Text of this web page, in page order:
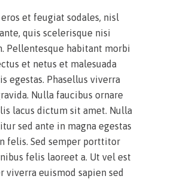
et feugiat sodales, nisl
quis scelerisque nisi
Pellentesque habitant morbi
et netus et malesuada
egestas. Phasellus viverra
Nulla faucibus ornare
lacus dictum sit amet. Nulla
sed ante in magna egestas
felis. Sed semper porttitor
felis laoreet a. Ut vel est
viverra euismod sapien sed